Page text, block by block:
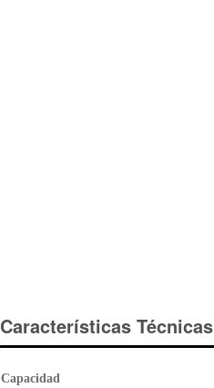
Características Técnicas
Capacidad